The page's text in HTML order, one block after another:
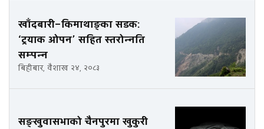
खाँदबारी–किमाथाङ्का सडक:
‘ट्रयाक ओपन’ सहित स्तरोन्नति
सम्पन्न
बिहीबार, वैशाख २४, २०८३
सङ्खुवासभाको चैनपुरमा खुकुरी